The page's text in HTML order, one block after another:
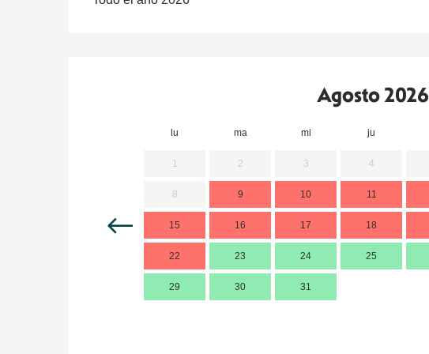
Agosto 2026
lu ma mi ju
1 2 3 4
8 9 10 11
15 16 17 18
22 23 24 25
29 30 31